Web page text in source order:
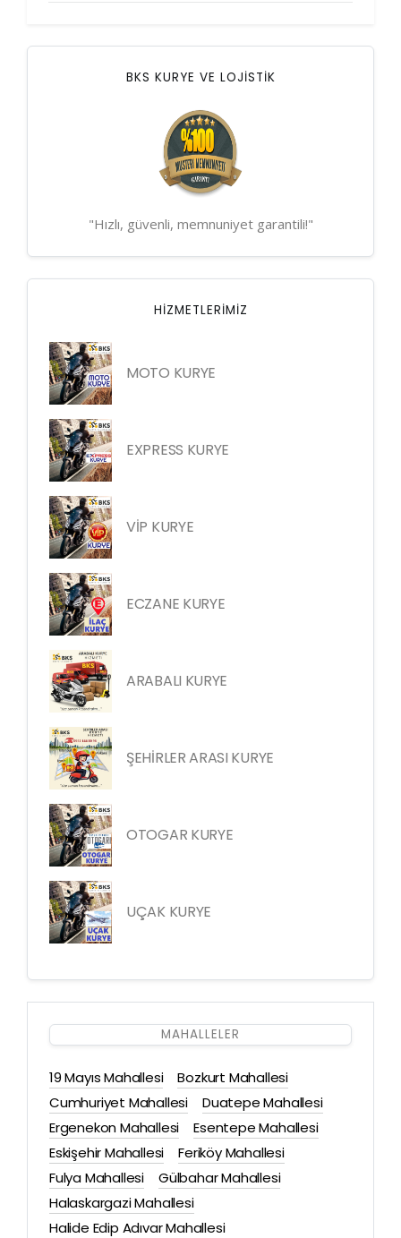
BKS KURYE VE LOJİSTİK
"Hızlı, güvenli, memnuniyet garantili!"
HIZMETLERIMIZ
MOTO KURYE
EXPRESS KURYE
VİP KURYE
ECZANE KURYE
ARABALI KURYE
ŞEHİRLER ARASI KURYE
OTOGAR KURYE
UÇAK KURYE
MAHALLELER
19 Mayıs Mahallesi
Bozkurt Mahallesi
Cumhuriyet Mahallesi
Duatepe Mahallesi
Ergenekon Mahallesi
Esentepe Mahallesi
Eskişehir Mahallesi
Feriköy Mahallesi
Fulya Mahallesi
Gülbahar Mahallesi
Halaskargazi Mahallesi
Halide Edip Adıvar Mahallesi